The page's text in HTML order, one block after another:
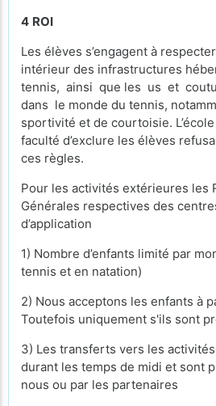
4 ROI
Les élèves s’engagent à
intérieur des infrastructures
tennis, ainsi que les us et
dans le monde du tennis,
sportivité et de courtoisie.
faculté d’exclure les élèves
ces règles.
Pour les activités extérieures les
Générales respectives des
d’application
1) Nombre d’enfants limité par
tennis et en natation)
2) Nous acceptons les enfants à
Toutefois uniquement s'ils sont
3) Les transferts vers les
durant les temps de midi et sont
nous ou par les partenaires